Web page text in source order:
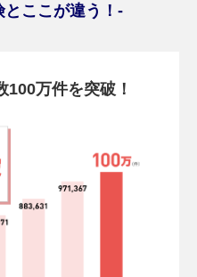
ここが違う！
100万件を突破！